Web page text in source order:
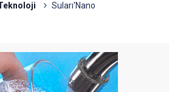
Suları'Nano